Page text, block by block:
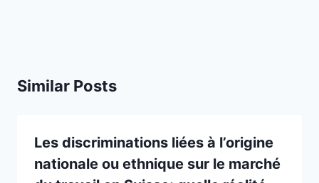
Similar Posts
Les discriminations liées à l’origine
nationale ou ethnique sur le marché